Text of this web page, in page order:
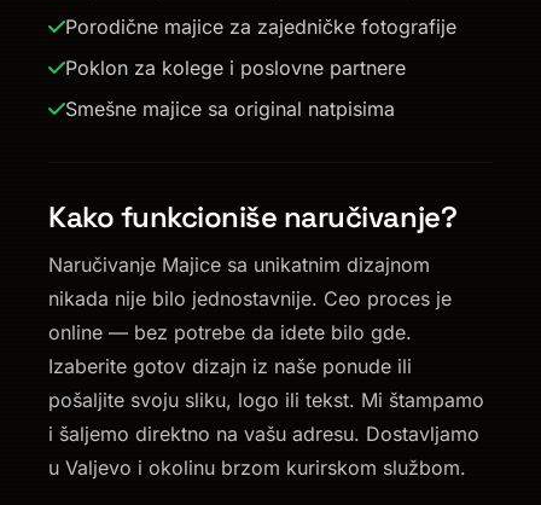
Porodične majice za zajedničke fotografije
Poklon za kolege i poslovne partnere
Smešne majice sa original natpisima
Kako funkcioniše naručivanje?
Naručivanje Majice sa unikatnim dizajnom
nikada nije bilo jednostavnije. Ceo proces je
online — bez potrebe da idete bilo gde.
Izaberite gotov dizajn iz naše ponude ili
pošaljite svoju sliku, logo ili tekst. Mi štampamo
i šaljemo direktno na vašu adresu. Dostavljamo
u Valjevo i okolinu brzom kurirskom službom.